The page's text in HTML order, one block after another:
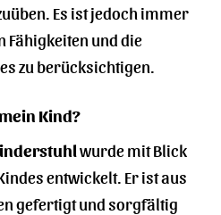
Es ist jedoch immer
und die
zu berücksichtigen.
Kind?
wurde mit Blick
entwickelt. Er ist aus
gefertigt und sorgfältig